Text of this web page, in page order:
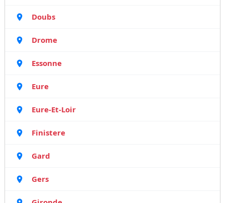
Doubs
Drome
Essonne
Eure
Eure-Et-Loir
Finistere
Gard
Gers